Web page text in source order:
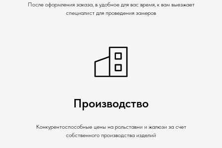
После оформления заказа, в удобное для вас время, к вам выезжает
специалист для проведения замеров
Производство
Конкурентоспособные цены на рольставни и жалюзи за счет
собственного производства изделий